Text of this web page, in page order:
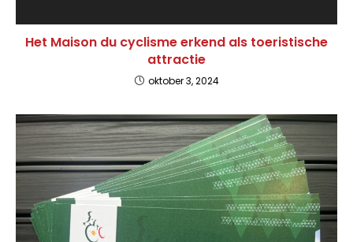
Het Maison du cyclisme erkend als toeristische
attractie
oktober 3, 2024